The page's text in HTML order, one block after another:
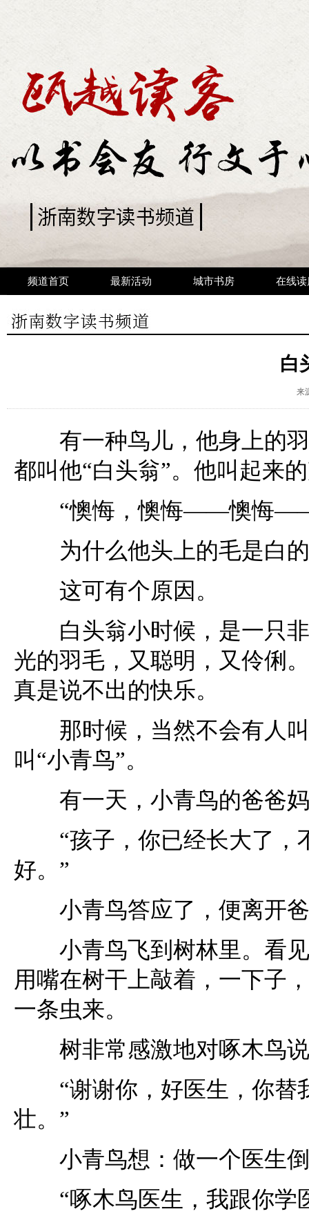
频道首页 最新活动 城市书房 在线读
白
来
有一种鸟儿，他身上的羽
都叫他“白头翁”。他叫起来
“懊悔，懊悔——懊悔
为什么他头上的毛是白的
这可有个原因。
白头翁小时候，是一只非
光的羽毛，又聪明，又伶俐
真是说不出的快乐。
那时候，当然不会有人叫
叫“小青鸟”。
有一天，小青鸟的爸爸妈
“孩子，你已经长大了，
好。”
小青鸟答应了，便离开爸
小青鸟飞到树林里。看见
用嘴在树干上敲着，一下子
一条虫来。
树非常感激地对啄木鸟
“谢谢你，好医生，你替
壮。”
小青鸟想：做一个医生倒
“啄木鸟医生，我跟你学